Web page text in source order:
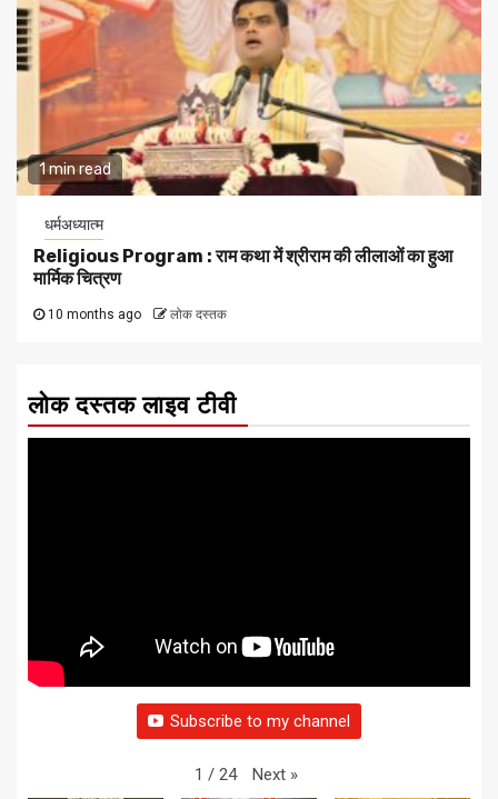
1 min read
धर्मअध्यात्म
Religious Program : राम कथा में श्रीराम की लीलाओं का हुआ
मार्मिक चित्रण
10 months ago लोक दस्तक
लोक दस्तक लाइव टीवी
Subscribe to my channel
1 / 24 Next »